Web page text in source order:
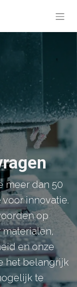
meer dan 50
innovatie.
op
en onze
het belangrijk
te